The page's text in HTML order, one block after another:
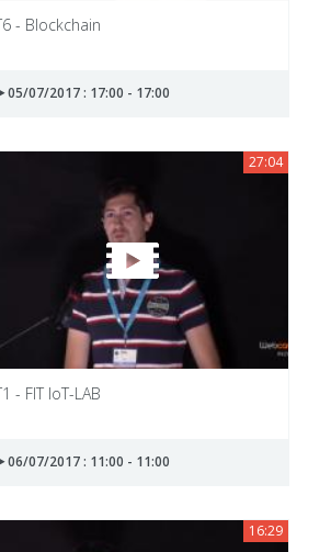
- Blockchain
05/07/2017 : 17:00 - 17:00
27:04
- FIT IoT-LAB
06/07/2017 : 11:00 - 11:00
16:29